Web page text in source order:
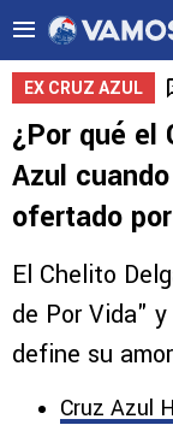
EX CRUZ AZUL
¿Por qué el
Azul
ofertado
El Chelito
de Por Vida"
define su
Cruz Azul